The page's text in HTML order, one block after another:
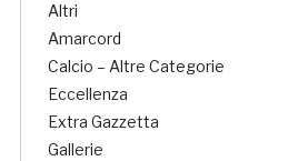
Altri
Amarcord
Calcio – Altre Categorie
Eccellenza
Extra Gazzetta
Gallerie